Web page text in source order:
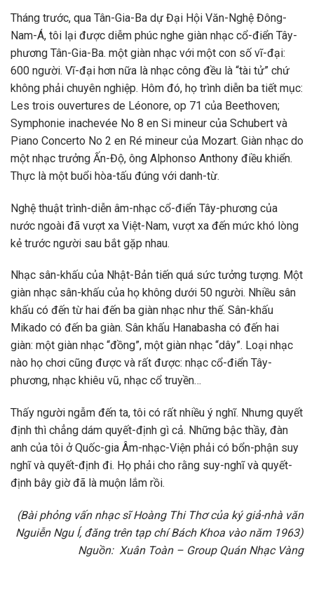
Tháng trước, qua Tân-Gia-Ba dự Đại Hội Văn-Nghệ Đông-
Nam-Á, tôi lại được diễm phúc nghe giàn nhạc cổ-điển Tây-
phương Tân-Gia-Ba. một giàn nhạc với một con số vĩ-đại:
600 người. Vĩ-đại hơn nữa là nhạc công đều là “tài tử” chứ
không phải chuyên nghiệp. Hôm đó, họ trình diễn ba tiết mục:
Les trois ouvertures de Léonore, op 71 của Beethoven;
Symphonie inachevée No 8 en Si mineur của Schubert và
Piano Concerto No 2 en Ré mineur của Mozart. Giàn nhạc do
một nhạc trưởng Ấn-Độ, ông Alphonso Anthony điều khiển.
Thực là một buổi hòa-tấu đúng với danh-từ.
Nghệ thuật trình-diễn âm-nhạc cổ-điển Tây-phương của
nước ngoài đã vượt xa Việt-Nam, vượt xa đến mức khó lòng
kẻ trước người sau bắt gặp nhau.
Nhạc sân-khấu của Nhật-Bản tiến quá sức tưởng tượng. Một
giàn nhạc sân-khấu của họ không dưới 50 người. Nhiều sân
khấu có đến từ hai đến ba giàn nhạc như thế. Sân-khấu
Mikado có đến ba giàn. Sân khấu Hanabasha có đến hai
giàn: một giàn nhạc “đồng”, một giàn nhạc “dây”. Loại nhạc
nào họ chơi cũng được và rất được: nhạc cổ-điển Tây-
phương, nhạc khiêu vũ, nhạc cổ truyền…
Thấy người ngẫm đến ta, tôi có rất nhiều ý nghĩ. Nhưng quyết
định thì chẳng dám quyết-định gì cả. Những bậc thầy, đàn
anh của tôi ở Quốc-gia Âm-nhạc-Viện phải có bổn-phận suy
nghĩ và quyết-định đi. Họ phải cho rằng suy-nghĩ và quyết-
định bây giờ đã là muộn lắm rồi.
(Bài phỏng vấn nhạc sĩ Hoàng Thi Thơ của ký giả-nhà văn
Nguiễn Ngu Í, đăng trên tạp chí Bách Khoa vào năm 1963)
Nguồn: Xuân Toàn – Group Quán Nhạc Vàng